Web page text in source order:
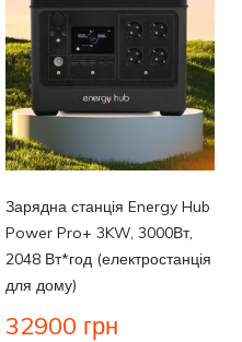
Зарядна станція Energy Hub
Power Pro+ 3KW, 3000Вт,
2048 Вт*год (електростанція
для дому)
32900 грн